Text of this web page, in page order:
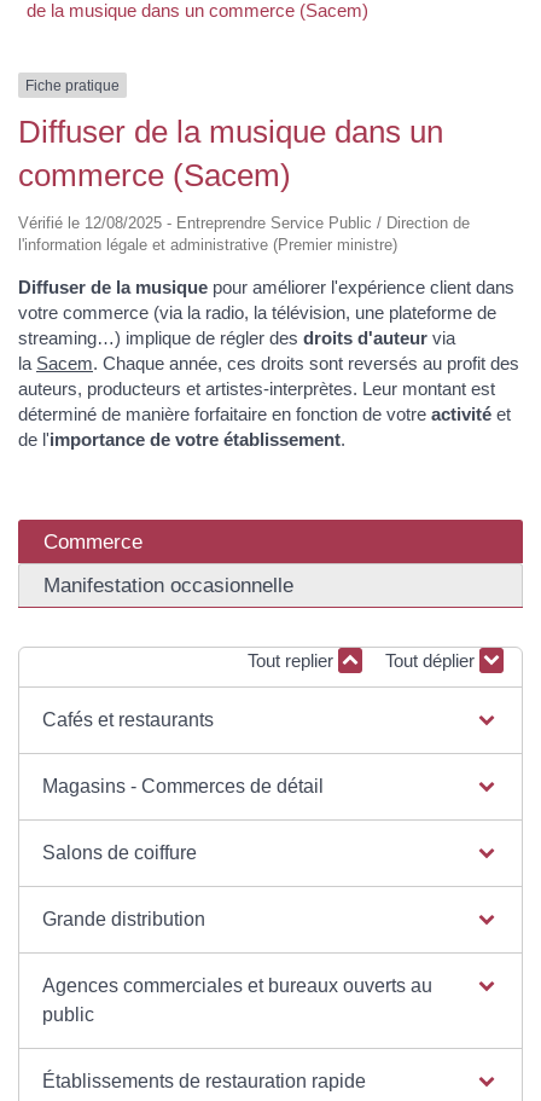
de la musique dans un commerce (Sacem)
Fiche pratique
Diffuser de la musique dans un
commerce (Sacem)
Vérifié le 12/08/2025 - Entreprendre Service Public / Direction de
l'information légale et administrative (Premier ministre)
Diffuser de la musique pour améliorer l'expérience client dans
votre commerce (via la radio, la télévision, une plateforme de
streaming…) implique de régler des droits d'auteur via
la Sacem. Chaque année, ces droits sont reversés au profit des
auteurs, producteurs et artistes-interprètes. Leur montant est
déterminé de manière forfaitaire en fonction de votre activité et
de l'importance de votre établissement.
Commerce
Manifestation occasionnelle
Tout replier Tout déplier
Cafés et restaurants
Magasins - Commerces de détail
Salons de coiffure
Grande distribution
Agences commerciales et bureaux ouverts au
public
Établissements de restauration rapide